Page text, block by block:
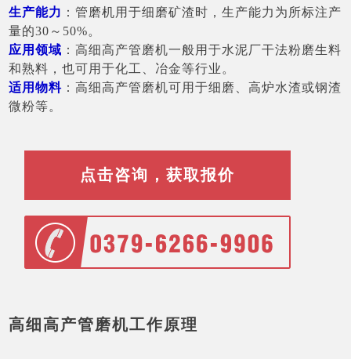
生产能力 ：管磨机用于细磨矿渣时，生产能力为所标注产
量的30～50%。
应用领域 ：高细高产管磨机一般用于水泥厂干法粉磨生料
和熟料，也可用于化工、冶金等行业。
适用物料 ：高细高产管磨机可用于细磨、高炉水渣或钢渣
微粉等。
点击咨询，获取报价
高细高产管磨机工作原理